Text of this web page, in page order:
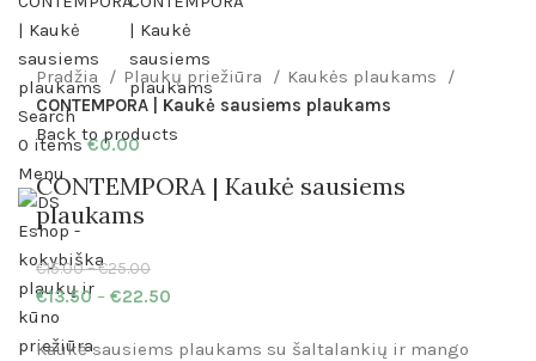
Search
0 items €0.00
Menu
Pradžia
Plaukų priežiūra
Kaukės plaukams
CONTEMPORA | Kaukė sausiems plaukams
Back to products
CONTEMPORA | Kaukė sausiems
plaukams
€15.00 – €25.00
€13.50 – €22.50
Kaukė sausiems plaukams su šaltalankių ir mango